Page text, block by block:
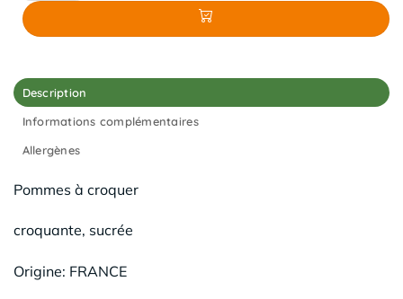
Description
Informations complémentaires
Allergènes
Pommes à croquer
croquante, sucrée
Origine: FRANCE